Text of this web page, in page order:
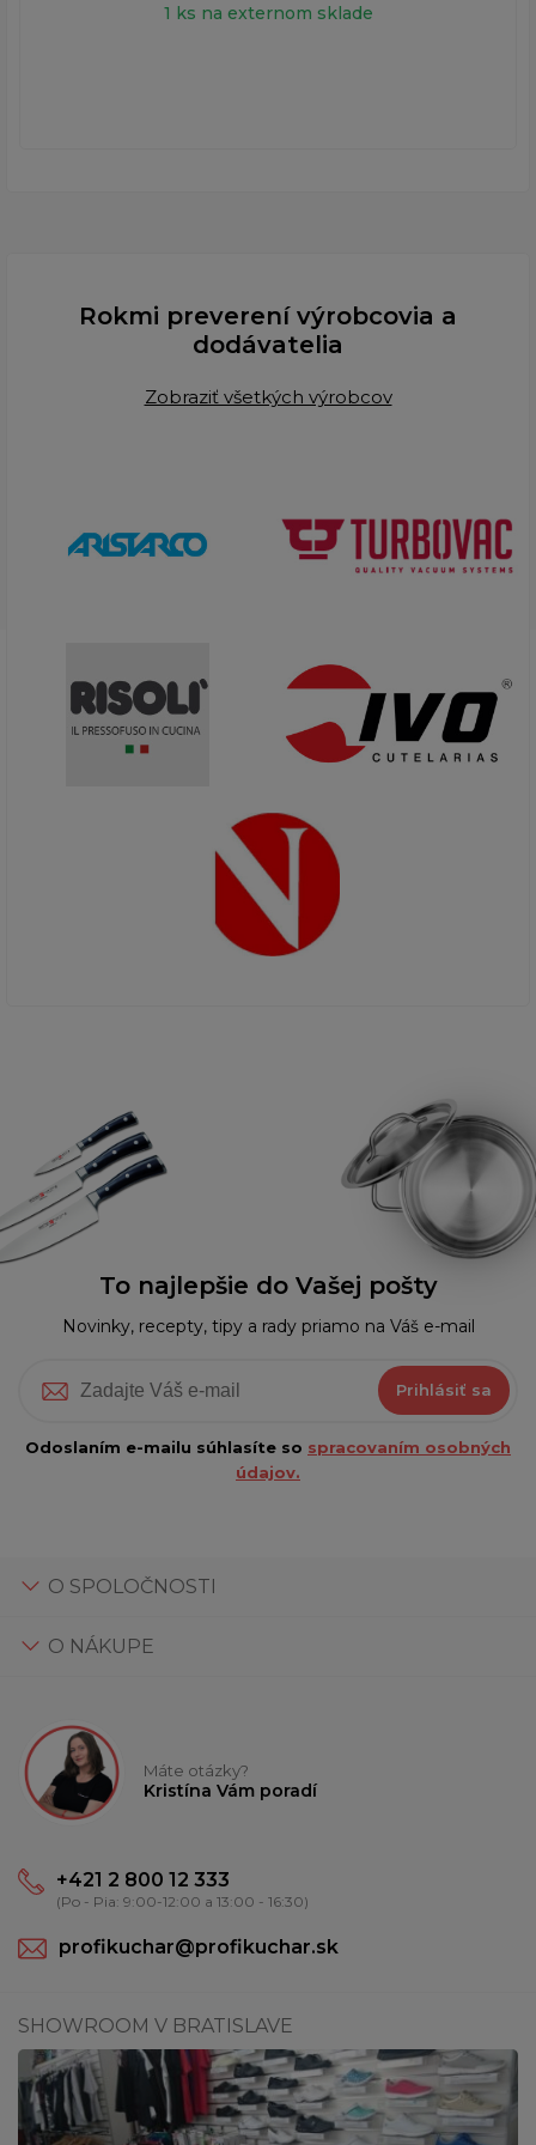
1 ks na externom sklade
Rokmi preverení výrobcovia a
dodávatelia
Zobraziť všetkých výrobcov
To najlepšie do Vašej pošty
Novinky, recepty, tipy a rady priamo na Váš e-mail
Prihlásiť sa
Odoslaním e-mailu súhlasíte so spracovaním osobných
údajov.
O SPOLOČNOSTI
O NÁKUPE
Máte otázky?
Kristína Vám poradí
+421 2 800 12 333
(Po - Pia: 9:00-12:00 a 13:00 - 16:30)
profikuchar@profikuchar.sk
SHOWROOM V BRATISLAVE